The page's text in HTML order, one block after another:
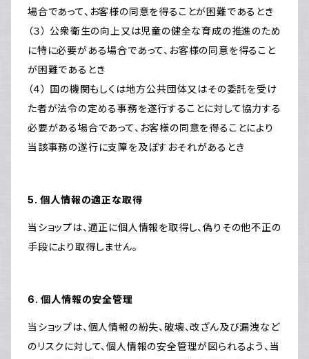
場合であって、お客様の同意を得ることが困難であるとき
（３） 公衆衛生の向上又は児童の健全な育成の推進のため
に特に必要がある場合であって、お客様の同意を得ること
が困難であるとき
（４） 国の機関もしくは地方公共団体又はその委託を受け
た者が法令の定める事務を遂行することに対して協力する
必要がある場合であって、お客様の同意を得ることにより
当該事務の遂行に支障を及ぼすおそれがあるとき
5. 個人情報の適正な取得
当ショップは、適正に個人情報を取得し、偽りその他不正の
手段により取得しません。
6. 個人情報の安全管理
当ショップは、個人情報の紛失、破壊、改ざん及び漏洩など
のリスクに対して、個人情報の安全管理が図られるよう、当